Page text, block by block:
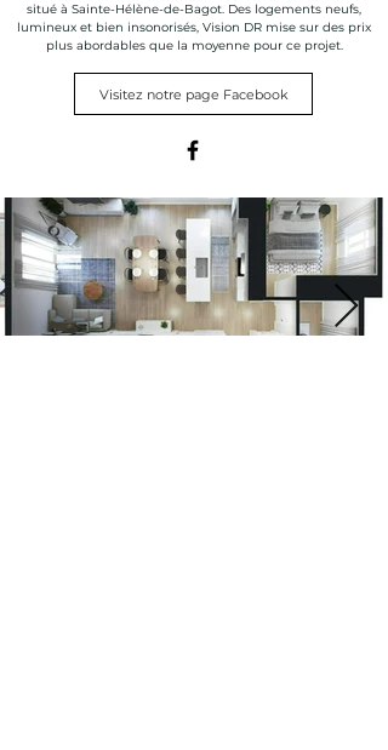
situé à Sainte-Hélène-de-Bagot. Des logements neufs,
lumineux et bien insonorisés, Vision DR mise sur des prix
plus abordables que la moyenne pour ce projet.
Visitez notre page Facebook